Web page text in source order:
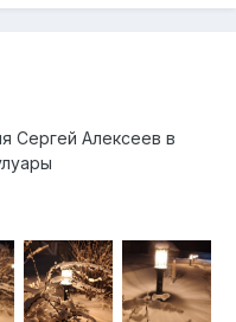
Сергей Алексеев в